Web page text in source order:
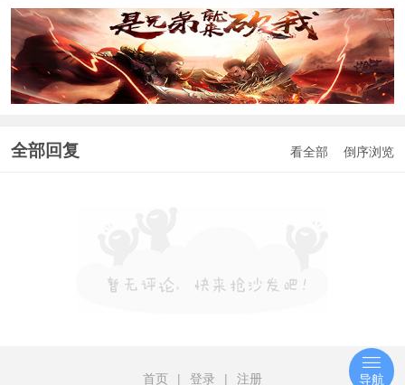
全部回复 看全部 倒序浏览
首页 | 登录 | 注册 导航